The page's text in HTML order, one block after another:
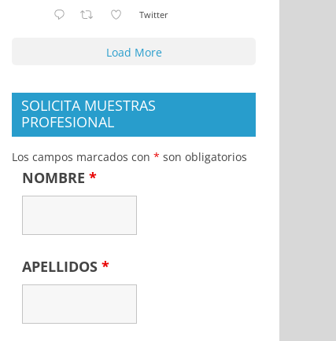
Twitter
Load More
SOLICITA MUESTRAS
PROFESIONAL
Los campos marcados con * son obligatorios
NOMBRE *
APELLIDOS *